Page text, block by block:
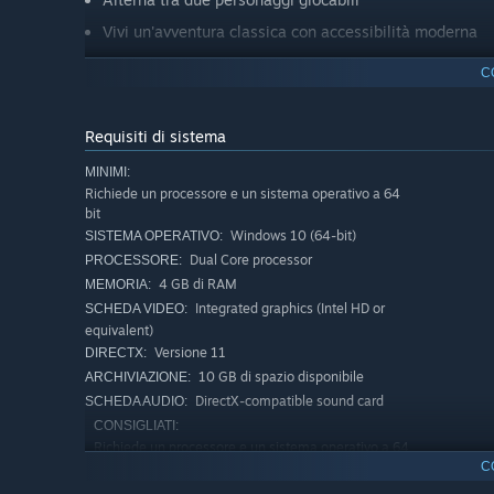
Vivi un'avventura classica con accessibilità moderna
Un padre scomparso senza lasciare traccia
Una ricerca che mette tutto in discussione
Immergiti in un'intensa avventura mystery in cui eventi
Un classico pluripremiato
L'originaleSecret Files: Tunguskaè uno dei giochi
numerose volte a livello internazionale, tra cui come
«Deutschen Entwicklerpreis».
Funzionalità Remastered
Grafica rimasterizzata in alta risoluzione
Requisiti di sistema
MINIMI:
Richiede un processore e un sistema operativo a 64
bit
SISTEMA OPERATIVO: Windows 10 (64-bit)
PROCESSORE: Dual Core processor
MEMORIA: 4 GB di RAM
SCHEDA VIDEO: Integrated graphics (Intel HD or
equivalent)
DIRECTX: Versione 11
ARCHIVIAZIONE: 10 GB di spazio disponibile
SCHEDA AUDIO: DirectX-compatible sound card
CONSIGLIATI:
Richiede un processore e un sistema operativo a 64